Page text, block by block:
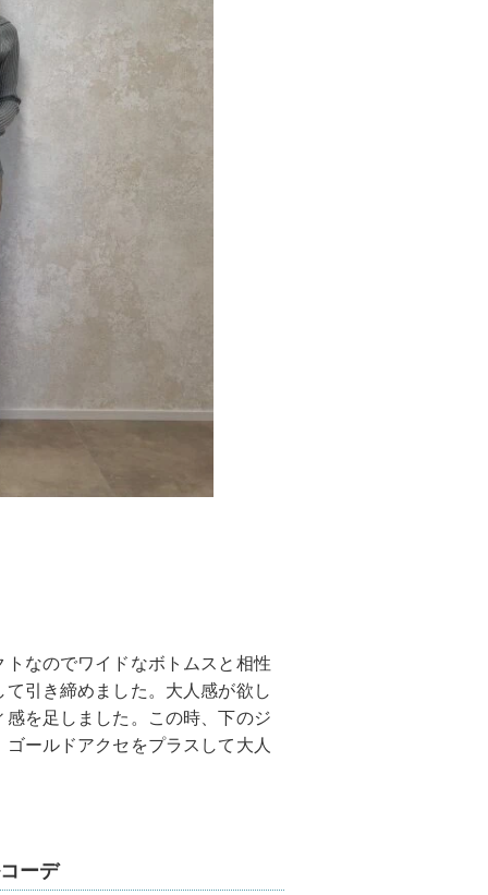
なのでワイドなボトムスと相性
引き締めました。大人感が欲し
を足しました。この時、下のジ
ールドアクセをプラスして大人
ーデ